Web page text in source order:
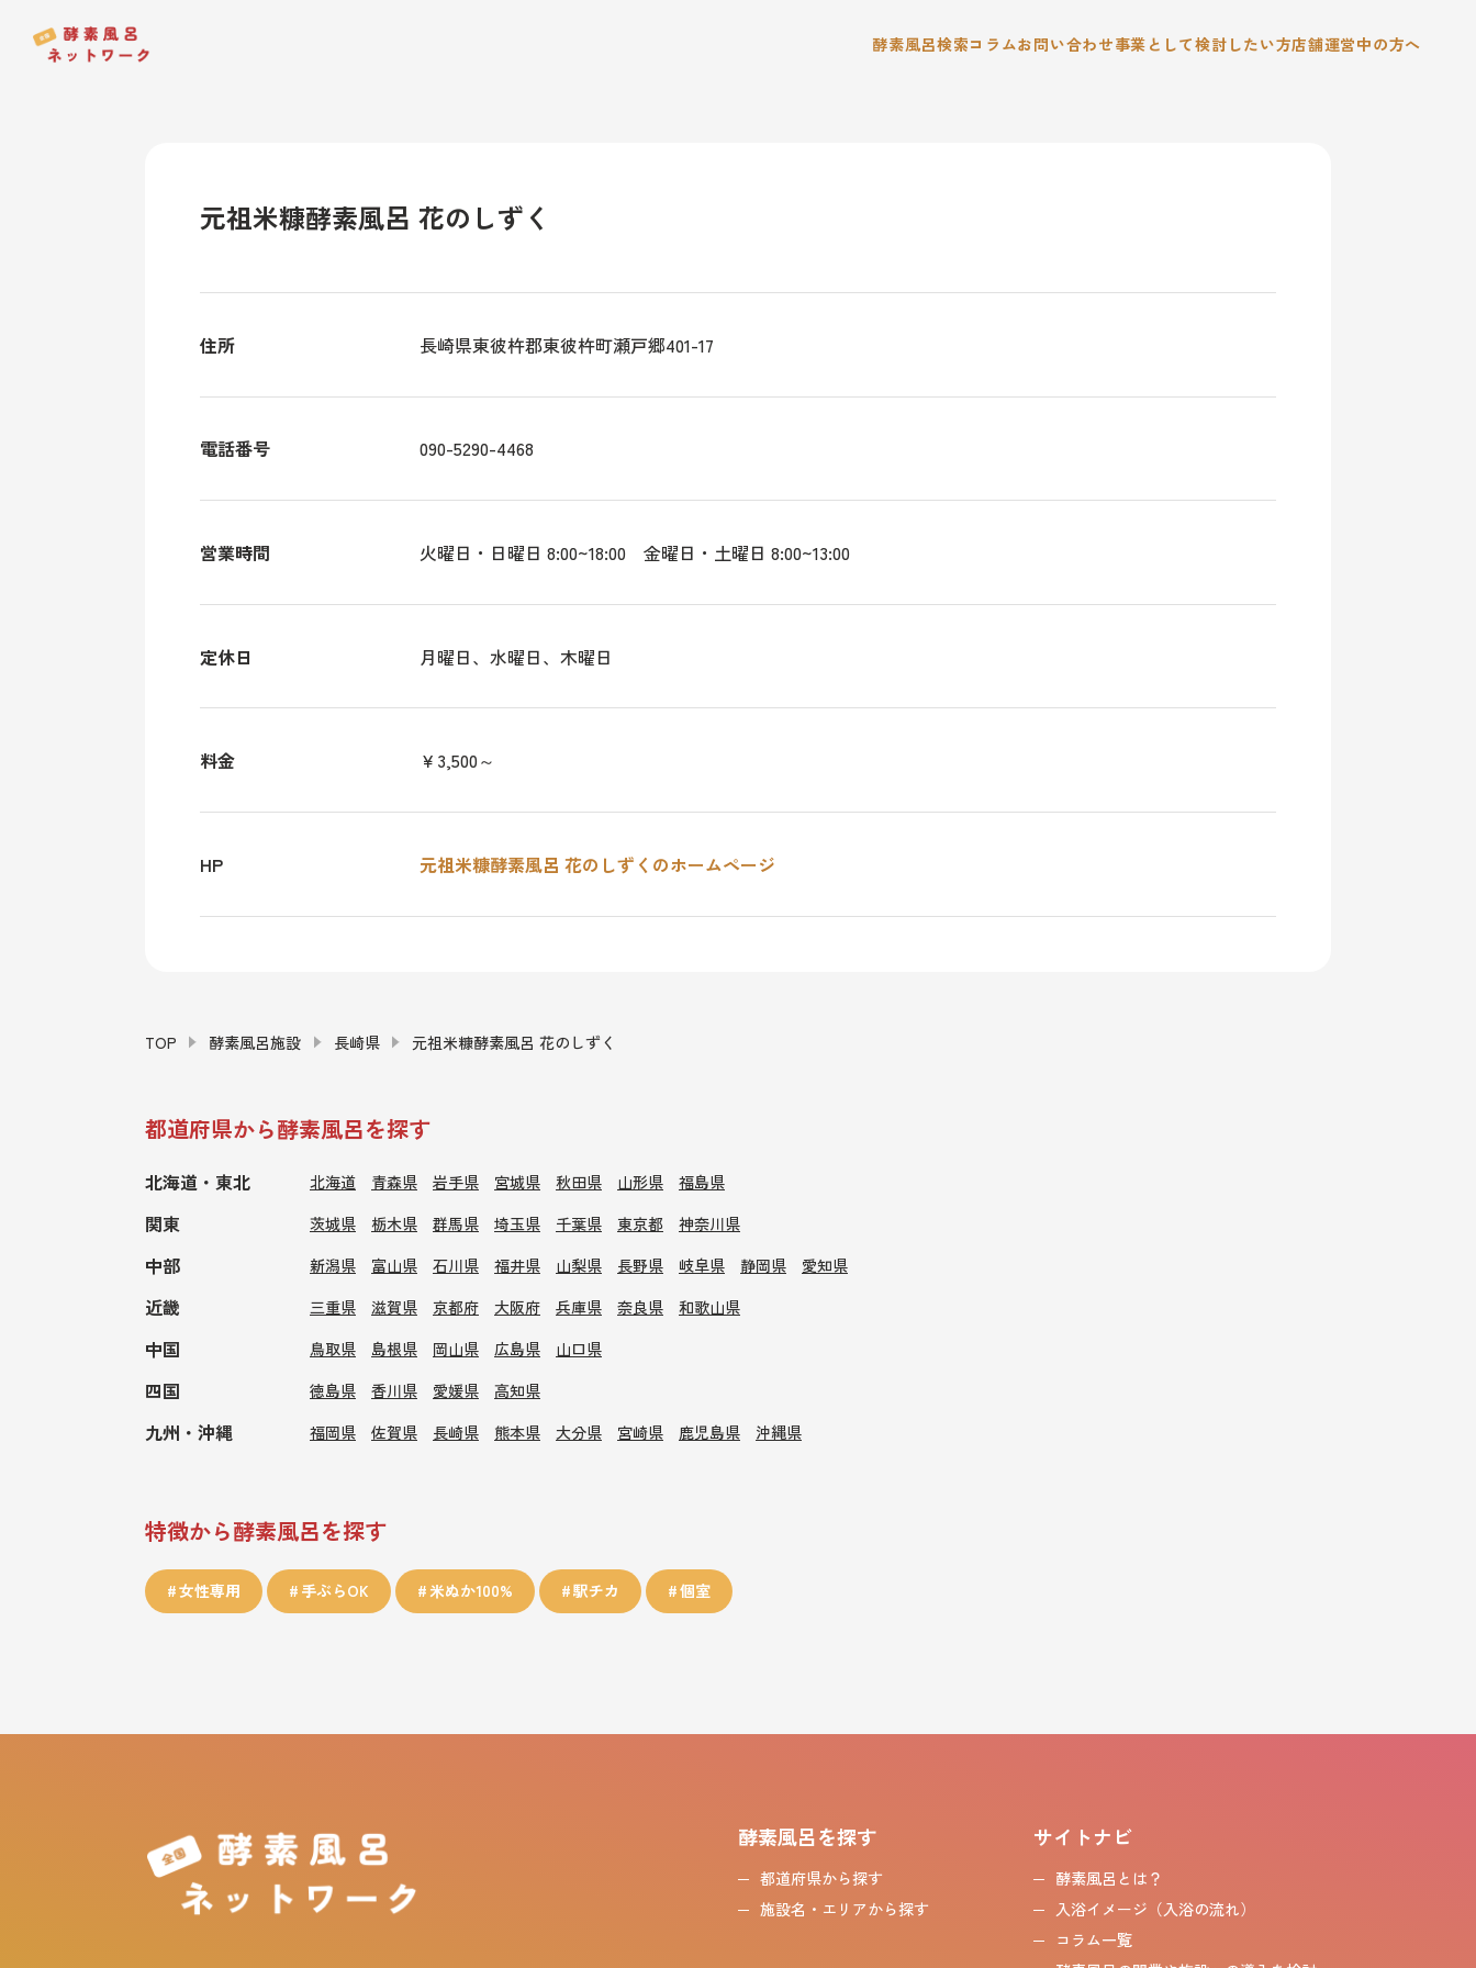
酵素風呂検索コラムお問い合わせ事業として検討したい方店舗運営中の方へ
元祖米糠酵素風呂 花のしずく
住所 長崎県東彼杵郡東彼杵町瀬戸郷401-17
電話番号 090-5290-4468
営業時間 火曜日・日曜日 8:00~18:00 金曜日・土曜日 8:00~13:00
定休日 月曜日、水曜日、木曜日
料金 ￥3,500～
HP 元祖米糠酵素風呂 花のしずくのホームページ
TOP 酵素風呂施設 長崎県 元祖米糠酵素風呂 花のしずく
都道府県から酵素風呂を探す
北海道・東北 北海道 青森県 岩手県 宮城県 秋田県 山形県 福島県
関東 茨城県 栃木県 群馬県 埼玉県 千葉県 東京都 神奈川県
中部 新潟県 富山県 石川県 福井県 山梨県 長野県 岐阜県 静岡県 愛知県
近畿 三重県 滋賀県 京都府 大阪府 兵庫県 奈良県 和歌山県
中国 鳥取県 島根県 岡山県 広島県 山口県
四国 徳島県 香川県 愛媛県 高知県
九州・沖縄 福岡県 佐賀県 長崎県 熊本県 大分県 宮崎県 鹿児島県 沖縄県
特徴から酵素風呂を探す
女性専用 手ぶらOK 米ぬか100% 駅チカ 個室
酵素風呂を探す
都道府県から探す
施設名・エリアから探す
サイトナビ
酵素風呂とは？
入浴イメージ（入浴の流れ）
コラム一覧